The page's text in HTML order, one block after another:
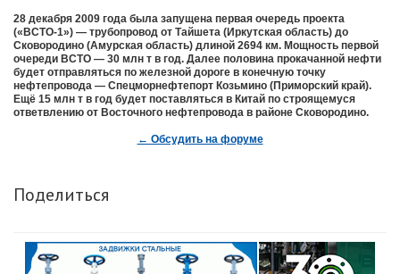
28 декабря 2009 года была запущена первая очередь проекта
(«ВСТО-1») — трубопровод от Тайшета (Иркутская область) до
Сковородино (Амурская область) длиной 2694 км. Мощность первой
очереди ВСТО — 30 млн т в год. Далее половина прокачанной нефти
будет отправляться по железной дороге в конечную точку
нефтепровода — Спецморнефтепорт Козьмино (Приморский край).
Ещё 15 млн т в год будет поставляться в Китай по строящемуся
ответвлению от Восточного нефтепровода в районе Сковородино.
← Обсудить на форуме
Поделиться